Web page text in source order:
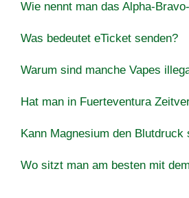
Wie nennt man das Alpha-
Was bedeutet eTicket senden?
Warum sind manche Vapes
Hat man in Fuerteventura
Kann Magnesium den Blutdruck
Wo sitzt man am besten mit